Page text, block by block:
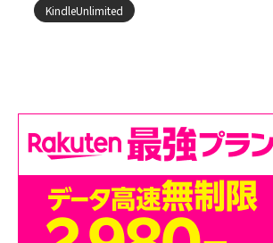
KindleUnlimited